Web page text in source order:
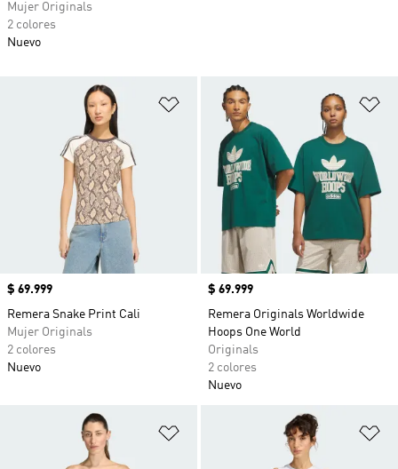
Añadir a la lista de deseos
Precio
$ 69.999
Remera Snake Print Cali
Mujer Originals
2 colores
Nuevo
Precio
$ 69.999
Remera Originals Worldwide
Hoops One World
Originals
2 colores
Nuevo
Añadir a la lista de deseos
Mujer Originals
2 colores
Nuevo